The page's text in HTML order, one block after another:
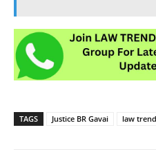
TAGS Justice BR Gavai law